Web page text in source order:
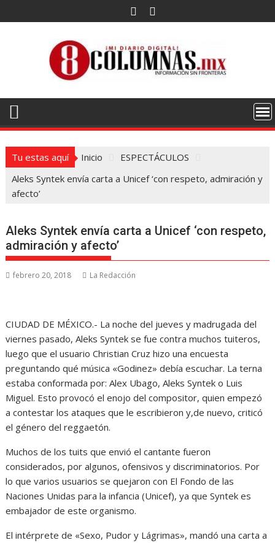
al
Tu estas aquí Inicio
ESPECTÁCULOS
Aleks Syntek envía carta a Unicef ‘con respeto, admiración y
afecto’
Aleks Syntek envía carta a Unicef ‘con respeto,
admiración y afecto’
febrero 20, 2018 La Redacción
CIUDAD DE MÉXICO.- La noche del jueves y madrugada del
viernes pasado, Aleks Syntek se fue contra muchos tuiteros,
luego que el usuario Christian Cruz hizo una encuesta
preguntando qué música «Godinez» debía escuchar. La terna
estaba conformada por: Alex Ubago, Aleks Syntek o Luis
Miguel. Esto provocó el enojo del compositor, quien empezó
a contestar los ataques que le escribieron y,de nuevo, criticó
el género del reggaetón.
Muchos de los tuits que envió el cantante fueron
considerados, por algunos, ofensivos y discriminatorios. Por
lo que varios usuarios se quejaron con El Fondo de las
Naciones Unidas para la infancia (Unicef), ya que Syntek es
embajador de este organismo.
El intérprete de «Sexo, Pudor y Lágrimas», mandó una carta a